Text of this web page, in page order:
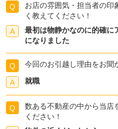
Q
お店の雰囲気・担当者の印
く教えてください！
A
最初は物静かなのに的確に
になりました
Q 今回のお引越し理由をお聞
A 就職
Q
数ある不動産の中から当店
ください！